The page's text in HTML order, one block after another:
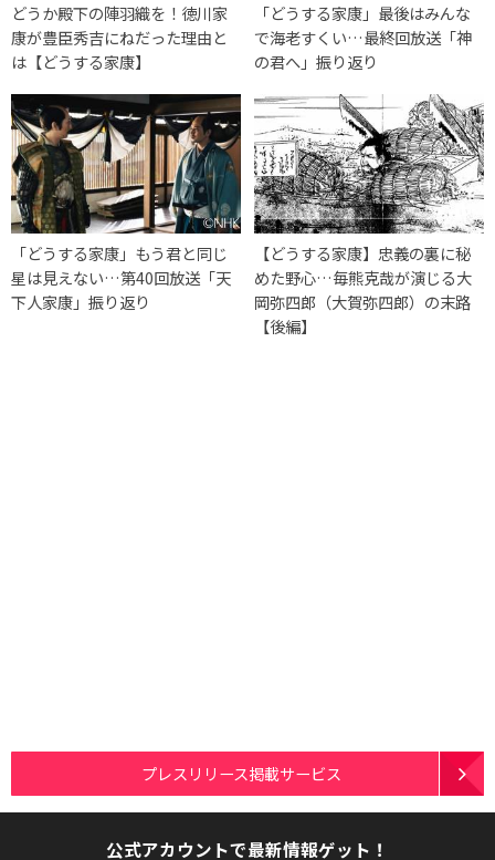
どうか殿下の陣羽織を！徳川家
康が豊臣秀吉にねだった理由と
は【どうする家康】
「どうする家康」最後はみんな
で海老すくい…最終回放送「神
の君へ」振り返り
「どうする家康」もう君と同じ
星は見えない…第40回放送「天
下人家康」振り返り
【どうする家康】忠義の裏に秘
めた野心…毎熊克哉が演じる大
岡弥四郎（大賀弥四郎）の末路
【後編】
プレスリリース掲載サービス
公式アカウントで最新情報ゲット！